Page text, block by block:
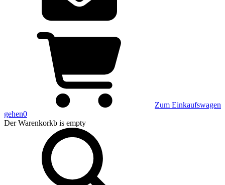
Zum Einkaufswagen
gehen0
Der Warenkorkb is empty